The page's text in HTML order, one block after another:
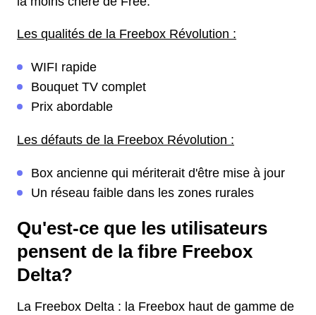
Les qualités de la Freebox Révolution :
WIFI rapide
Bouquet TV complet
Prix abordable
Les défauts de la Freebox Révolution :
Box ancienne qui mériterait d'être mise à jour
Un réseau faible dans les zones rurales
Qu'est-ce que les utilisateurs
pensent de la fibre Freebox
Delta?
La Freebox Delta : la Freebox haut de gamme de